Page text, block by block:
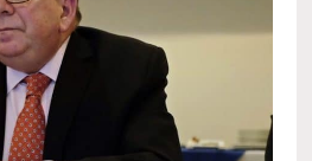
unidos
del